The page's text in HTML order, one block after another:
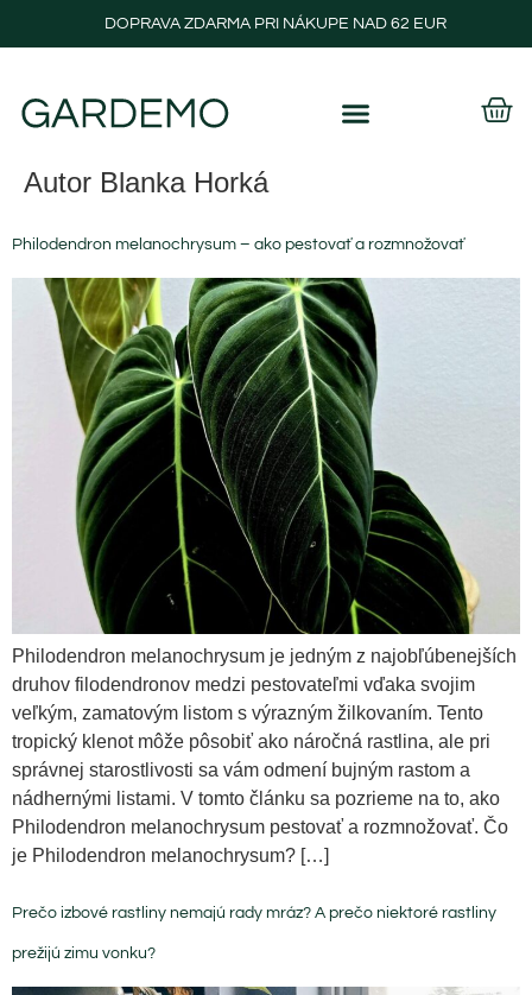
DOPRAVA ZDARMA PRI NÁKUPE NAD 62 EUR
Autor Blanka Horká
Philodendron melanochrysum – ako pestovať a rozmnožovať
Philodendron melanochrysum je jedným z najobľúbenejších
druhov filodendronov medzi pestovateľmi vďaka svojim
veľkým, zamatovým listom s výrazným žilkovaním. Tento
tropický klenot môže pôsobiť ako náročná rastlina, ale pri
správnej starostlivosti sa vám odmení bujným rastom a
nádhernými listami. V tomto článku sa pozrieme na to, ako
Philodendron melanochrysum pestovať a rozmnožovať. Čo
je Philodendron melanochrysum? […]
Prečo izbové rastliny nemajú rady mráz? A prečo niektoré rastliny
prežijú zimu vonku?